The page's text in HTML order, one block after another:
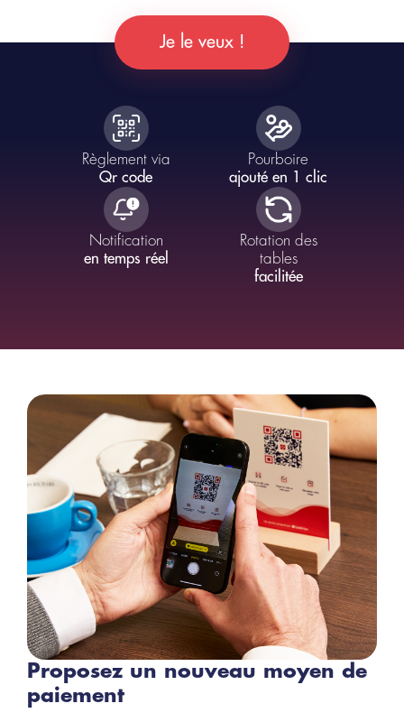
Je le veux !
Règlement via
Qr code
Pourboire
ajouté en 1 clic
Notification
en temps réel
Rotation des
tables
facilitée
Proposez un nouveau moyen de
paiement